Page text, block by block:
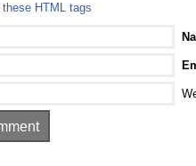
these HTML tags